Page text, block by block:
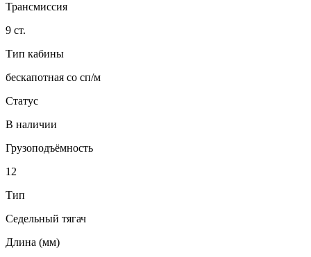
Трансмиссия
9 ст.
Тип кабины
бескапотная cо сп/м
Статус
В наличии
Грузоподъёмность
12
Тип
Седельный тягач
Длина (мм)